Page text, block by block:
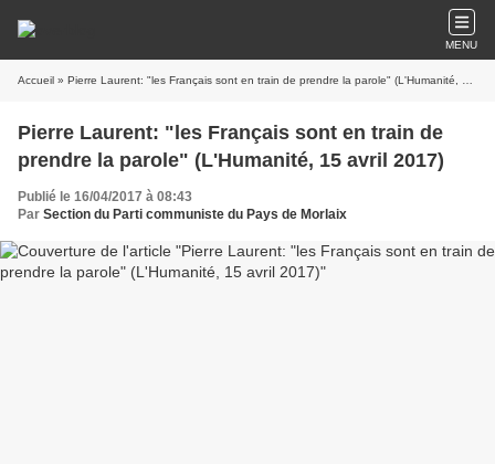
MENU
Accueil » Pierre Laurent: "les Français sont en train de prendre la parole" (L'Humanité, 15 avril 2017)
Pierre Laurent: "les Français sont en train de
prendre la parole" (L'Humanité, 15 avril 2017)
Publié le 16/04/2017 à 08:43
Par Section du Parti communiste du Pays de Morlaix